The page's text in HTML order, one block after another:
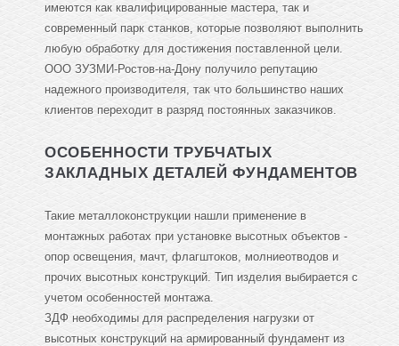
имеются как квалифицированные мастера, так и
современный парк станков, которые позволяют выполнить
любую обработку для достижения поставленной цели.
ООО ЗУЗМИ-Ростов-на-Дону получило репутацию
надежного производителя, так что большинство наших
клиентов переходит в разряд постоянных заказчиков.
ОСОБЕННОСТИ ТРУБЧАТЫХ
ЗАКЛАДНЫХ ДЕТАЛЕЙ ФУНДАМЕНТОВ
Такие металлоконструкции нашли применение в
монтажных работах при установке высотных объектов -
опор освещения, мачт, флагштоков, молниеотводов и
прочих высотных конструкций. Тип изделия выбирается с
учетом особенностей монтажа.
ЗДФ необходимы для распределения нагрузки от
высотных конструкций на армированный фундамент из